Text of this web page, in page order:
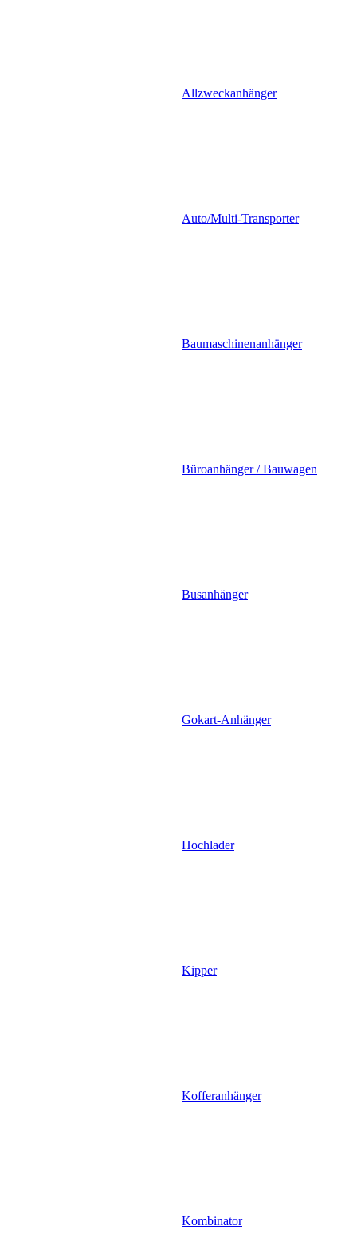
Allzweckanhänger
Auto/Multi-Transporter
Baumaschinenanhänger
Büroanhänger / Bauwagen
Busanhänger
Gokart-Anhänger
Hochlader
Kipper
Kofferanhänger
Kombinator